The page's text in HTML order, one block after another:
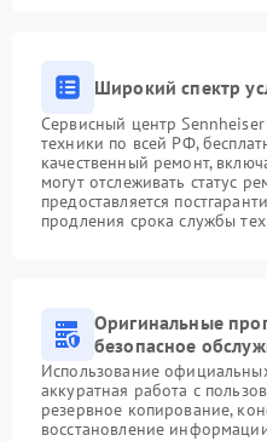
Широкий спектр
Сервисный центр Sennheiser
техники по всей РФ,
качественный ремонт,
могут отслеживать статус
предоставляется
продления срока службы
Оригинальные
безопасное
Использование
аккуратная работа с
резервное копирование,
восстановление